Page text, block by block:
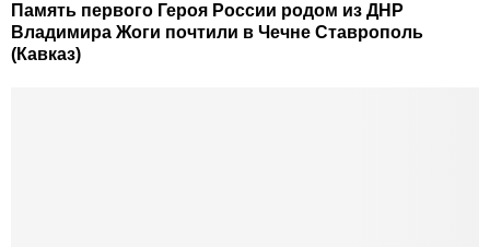
Память первого Героя России родом из ДНР
Владимира Жоги почтили в Чечне Ставрополь
(Кавказ)